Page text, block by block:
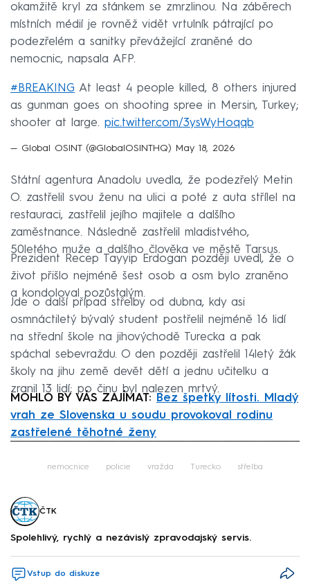
okamžitě kryl za stánkem se zmrzlinou. Na záběrech
místních médií je rovněž vidět vrtulník pátrající po
podezřelém a sanitky převážející zraněné do
nemocnic, napsala AFP.
#BREAKING At least 4 people killed, 8 others injured
as gunman goes on shooting spree in Mersin, Turkey;
shooter at large. pic.twitter.com/3ysWyHoqqb
— Global OSINT (@GlobalOSINTHQ) May 18, 2026
Státní agentura Anadolu uvedla, že podezřelý Metin
O. zastřelil svou ženu na ulici a poté z auta střílel na
restauraci, zastřelil jejího majitele a dalšího
zaměstnance. Následně zastřelil mladistvého,
50letého muže a dalšího člověka ve městě Tarsus.
Prezident Recep Tayyip Erdogan později uvedl, že o
život přišlo nejméně šest osob a osm bylo zraněno
a kondoloval pozůstalým.
Jde o další případ střelby od dubna, kdy asi
osmnáctiletý bývalý student postřelil nejméně 16 lidí
na střední škole na jihovýchodě Turecka a pak
spáchal sebevraždu. O den později zastřelil 14letý žák
školy na jihu země devět dětí a jednu učitelku a
zranil 13 lidí; po činu byl nalezen mrtvý.
MOHLO BY VÁS ZAJÍMAT:
Bez špetky lítosti. Mladý
vrah ze Slovenska u soudu provokoval rodinu
zastřelené těhotné ženy
nemocnice policie vražda Turecko střelba
ČTK
Spolehlivý, rychlý a nezávislý zpravodajský servis.
Vstup do diskuze